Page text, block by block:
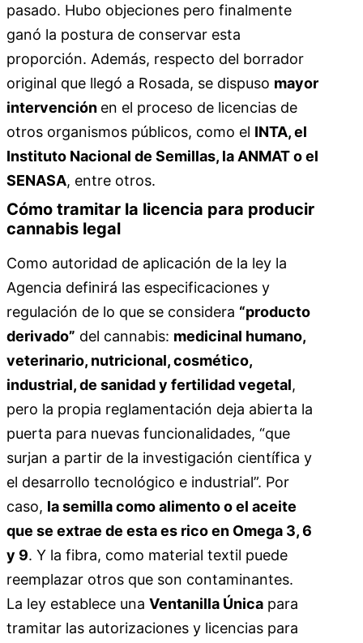
pasado. Hubo objeciones pero finalmente
ganó la postura de conservar esta
proporción. Además, respecto del borrador
original que llegó a Rosada, se dispuso mayor
intervención en el proceso de licencias de
otros organismos públicos, como el INTA, el
Instituto Nacional de Semillas, la ANMAT o el
SENASA, entre otros.
Cómo tramitar la licencia para producir
cannabis legal
Como autoridad de aplicación de la ley la
Agencia definirá las especificaciones y
regulación de lo que se considera “producto
derivado” del cannabis: medicinal humano,
veterinario, nutricional, cosmético,
industrial, de sanidad y fertilidad vegetal,
pero la propia reglamentación deja abierta la
puerta para nuevas funcionalidades, “que
surjan a partir de la investigación científica y
el desarrollo tecnológico e industrial”. Por
caso, la semilla como alimento o el aceite
que se extrae de esta es rico en Omega 3, 6
y 9. Y la fibra, como material textil puede
reemplazar otros que son contaminantes.
La ley establece una Ventanilla Única para
tramitar las autorizaciones y licencias para